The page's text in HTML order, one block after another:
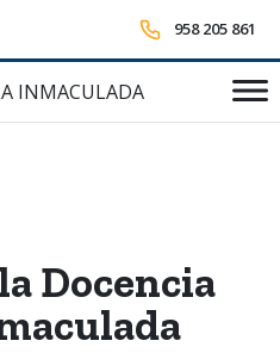
958 205 861
INMACULADA
Docencia